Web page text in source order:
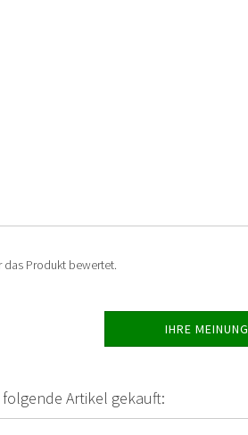
das Produkt bewertet.
IHRE MEINUNG
Artikel gekauft: